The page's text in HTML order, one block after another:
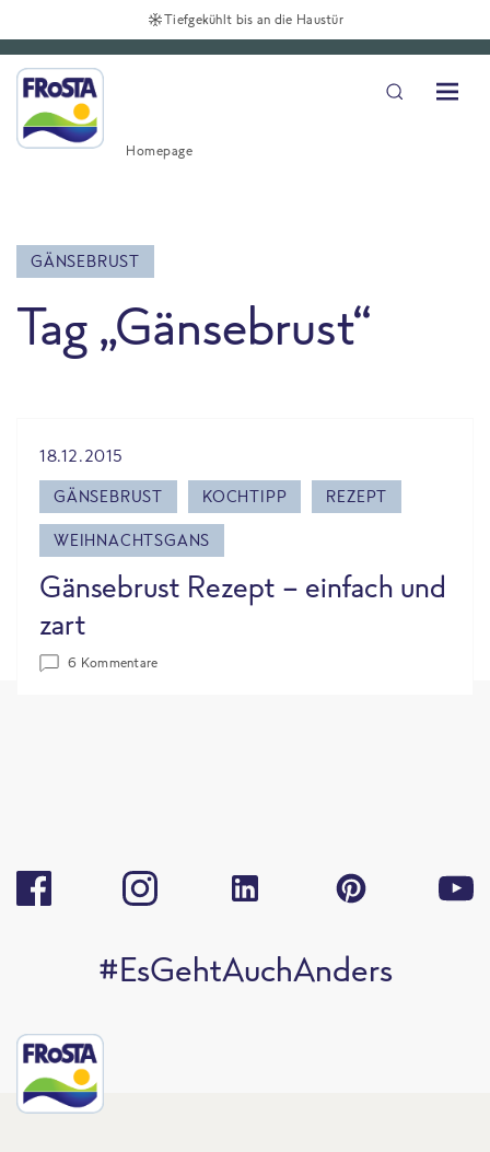
Tiefgekühlt bis an die Haustür
Homepage
GÄNSEBRUST
Tag „Gänsebrust“
18.12.2015
GÄNSEBRUST
KOCHTIPP REZEPT
WEIHNACHTSGANS
Gänsebrust Rezept – einfach und
zart
6 Kommentare
#EsGehtAuchAnders